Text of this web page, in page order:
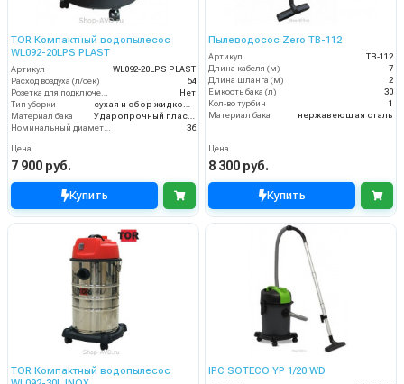
TOR Компактный водопылесос
WL092-20LPS PLAST
Артикул
WL092-20LPS PLAST
Расход воздуха (л/сек)
64
Нет
Тип уборки
Материал бака
36
Цена
7 900 руб.
Купить
Пылеводосос Zero TB-112
Артикул
TB-112
Длина кабеля (м)
7
Длина шланга (м)
2
Ёмкость бака (л)
30
Кол-во турбин
1
Материал бака
нержавеющая сталь
Цена
8 300 руб.
Купить
TOR Компактный водопылесос
IPC SOTECO YP 1/20 WD